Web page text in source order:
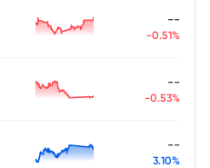
--
-0.51%
--
-0.53%
--
3.10%